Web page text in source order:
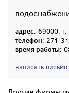
адрес: 69000, г.
телефон: 271-
время работы:
написать